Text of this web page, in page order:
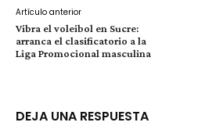
Artículo anterior
Vibra el voleibol en Sucre:
arranca el clasificatorio a la
Liga Promocional masculina
DEJA UNA RESPUESTA